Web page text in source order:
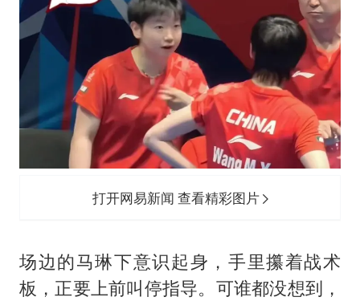
打开网易新闻 查看精彩图片
场边的马琳下意识起身，手里攥着战术
板，正要上前叫停指导。可谁都没想到，